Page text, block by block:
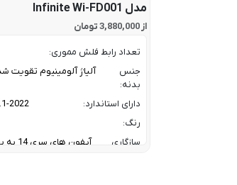
مدل Infinite Wi-FD001
از 3,880,000 تومان
تعداد رابط فلش مموری:
جنس
بدنه:
آلیاژ آلومینیوم تقویت
دارای استاندارد:
2022
رنگ:
سازگاری
آیفون